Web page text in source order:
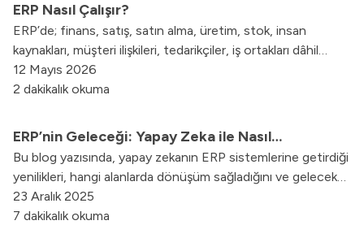
ERP Nasıl Çalışır?
ERP’de; finans, satış, satın alma, üretim, stok, insan
kaynakları, müşteri ilişkileri, tedarikçiler, iş ortakları dâhil
olmak üzere ilgili departmanlar birbiriyle işbirliği içinde
olurlar. İki departman arasındaki herhangi bir konuya ilişkin
12 Mayıs 2026
2 dakikalık okuma
ERP’nin Geleceği: Yapay Zeka ile Nasıl
Evrimleşiyor?
Bu blog yazısında, yapay zekanın ERP sistemlerine getirdiği
yenilikleri, hangi alanlarda dönüşüm sağladığını ve gelecekte
bizi nelerin beklediğini detaylı bir şekilde ele aldık.
23 Aralık 2025
7 dakikalık okuma